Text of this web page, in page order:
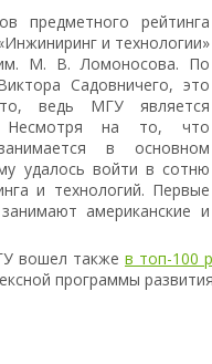
предметного рейтинга
и технологии»
М. В. Ломоносова. По
Садовничего, это
ведь МГУ является
Несмотря на то, что
в основном
удалось войти в сотню
и технологий. Первые
американские и
вошел также в топ-100
программы